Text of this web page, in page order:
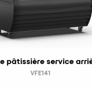
pâtissière service
VFE141